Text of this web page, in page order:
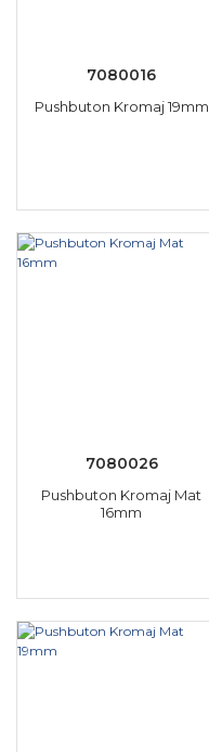
7080016
Pushbuton Kromaj 19mm
7080026
Pushbuton Kromaj Mat
16mm